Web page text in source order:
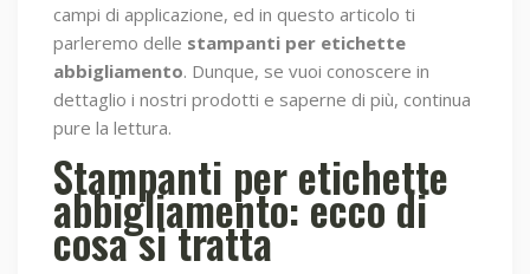
campi di applicazione, ed in questo articolo ti
parleremo delle stampanti per etichette
abbigliamento. Dunque, se vuoi conoscere in
dettaglio i nostri prodotti e saperne di più, continua
pure la lettura.
Stampanti per etichette
abbigliamento: ecco di
cosa si tratta